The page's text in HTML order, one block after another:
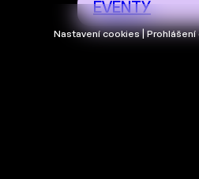
Nastavení cookies |
EVENTY